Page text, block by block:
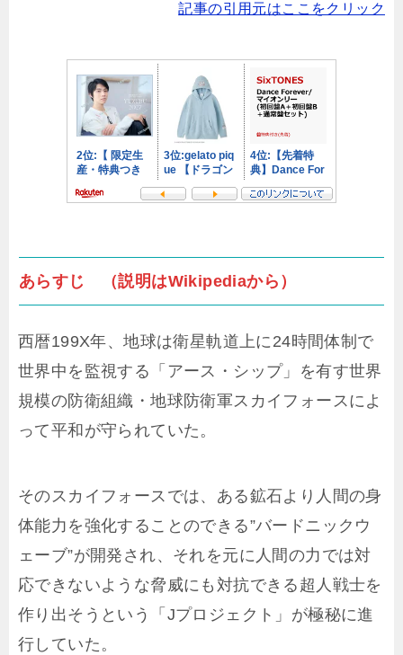
記事の引用元はここをクリック
あらすじ （説明はWikipediaから）
西暦199X年、地球は衛星軌道上に24時間体制で
世界中を監視する「アース・シップ」を有す世界
規模の防衛組織・地球防衛軍スカイフォースによ
って平和が守られていた。
そのスカイフォースでは、ある鉱石より人間の身
体能力を強化することのできる”バードニックウ
ェーブ”が開発され、それを元に人間の力では対
応できないような脅威にも対抗できる超人戦士を
作り出そうという「Jプロジェクト」が極秘に進
行していた。